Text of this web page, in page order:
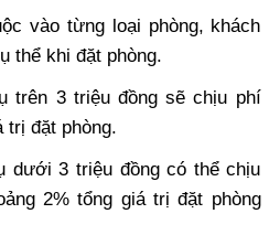
vào từng loại phòng, khách
thể khi đặt phòng.
trên 3 triệu đồng sẽ chịu phí
trị đặt phòng.
dưới 3 triệu đồng có thể chịu
2% tổng giá trị đặt phòng